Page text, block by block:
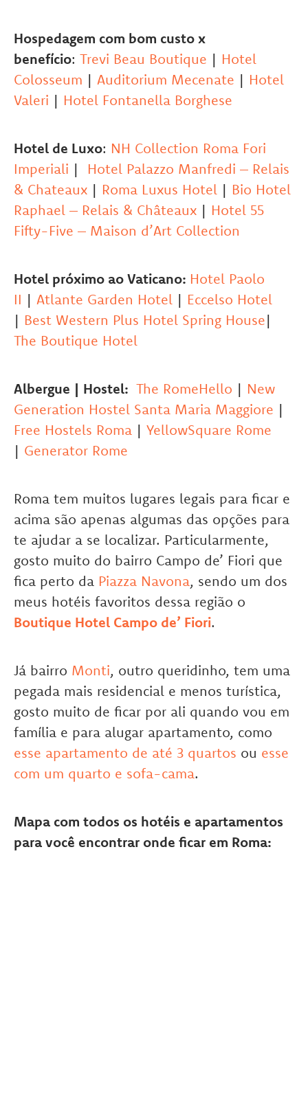
Hospedagem com bom custo x
benefício: Trevi Beau Boutique | Hotel
Colosseum | Auditorium Mecenate | Hotel
Valeri | Hotel Fontanella Borghese
Hotel de Luxo: NH Collection Roma Fori
Imperiali | Hotel Palazzo Manfredi – Relais
& Chateaux | Roma Luxus Hotel | Bio Hotel
Raphael – Relais & Châteaux | Hotel 55
Fifty-Five – Maison d’Art Collection
Hotel próximo ao Vaticano: Hotel Paolo
II | Atlante Garden Hotel | Eccelso Hotel
| Best Western Plus Hotel Spring House|
The Boutique Hotel
Albergue | Hostel: The RomeHello | New
Generation Hostel Santa Maria Maggiore |
Free Hostels Roma | YellowSquare Rome
| Generator Rome
Roma tem muitos lugares legais para ficar e
acima são apenas algumas das opções para
te ajudar a se localizar. Particularmente,
gosto muito do bairro Campo de’ Fiori que
fica perto da Piazza Navona, sendo um dos
meus hotéis favoritos dessa região o
Boutique Hotel Campo de’ Fiori.
Já bairro Monti, outro queridinho, tem uma
pegada mais residencial e menos turística,
gosto muito de ficar por ali quando vou em
família e para alugar apartamento, como
esse apartamento de até 3 quartos ou esse
com um quarto e sofa-cama.
Mapa com todos os hotéis e apartamentos
para você encontrar onde ficar em Roma: